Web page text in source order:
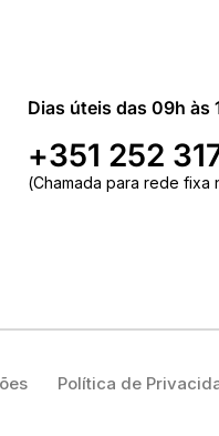
Dias úteis das 09h às
+351 252
(Chamada para rede fixa
Política de